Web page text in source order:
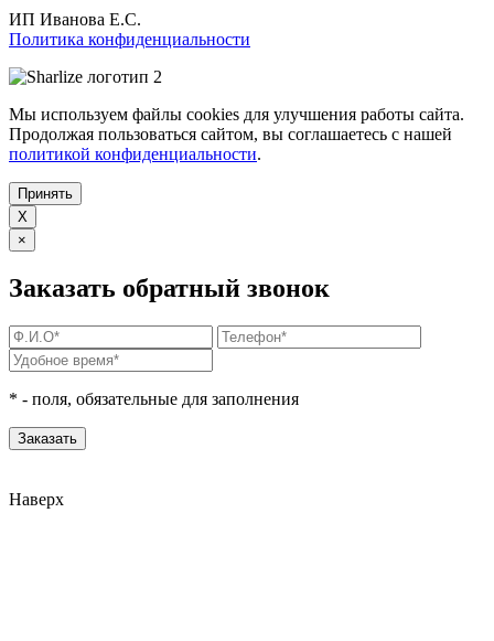
ИП Иванова Е.С.
Политика конфиденциальности
Мы используем файлы cookies для улучшения работы сайта.
Продолжая пользоваться сайтом, вы соглашаетесь с нашей
политикой конфиденциальности.
Принять
X
×
Заказать обратный звонок
* - поля, обязательные для заполнения
Наверх